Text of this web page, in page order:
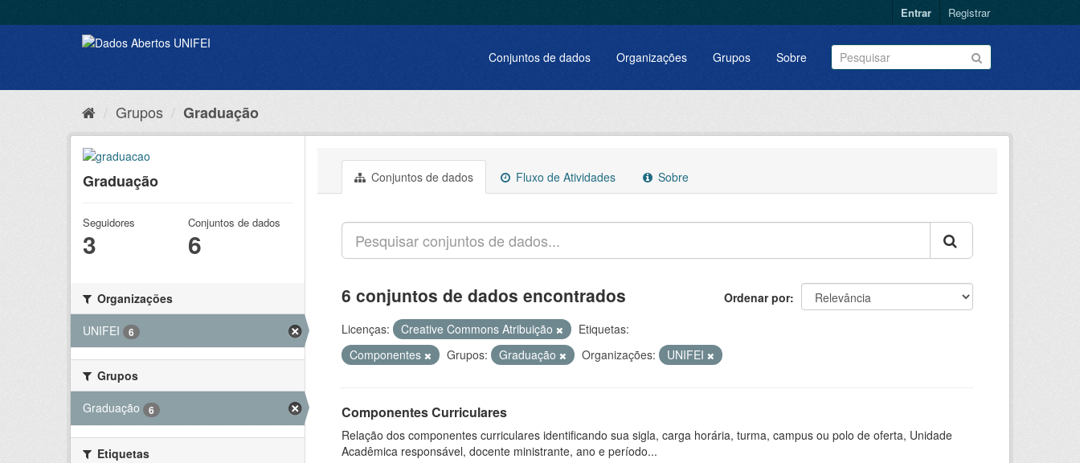
Entrar Registrar
Conjuntos de dados Organizações Grupos Sobre
Grupos Graduação
Graduação
Seguidores
3
Conjuntos de dados
6
Organizações
UNIFEI
6
Grupos
Graduação
6
Etiquetas
Conjuntos de dados Fluxo de Atividades Sobre
Ordenar por
6 conjuntos de dados encontrados
Licenças: Creative Commons Atribuição
Etiquetas:
Componentes
Grupos: Graduação Organizações: UNIFEI
Componentes Curriculares
Relação dos componentes curriculares identificando sua sigla, carga horária, turma, campus ou polo de oferta, Unidade
Acadêmica responsável, docente ministrante, ano e período...